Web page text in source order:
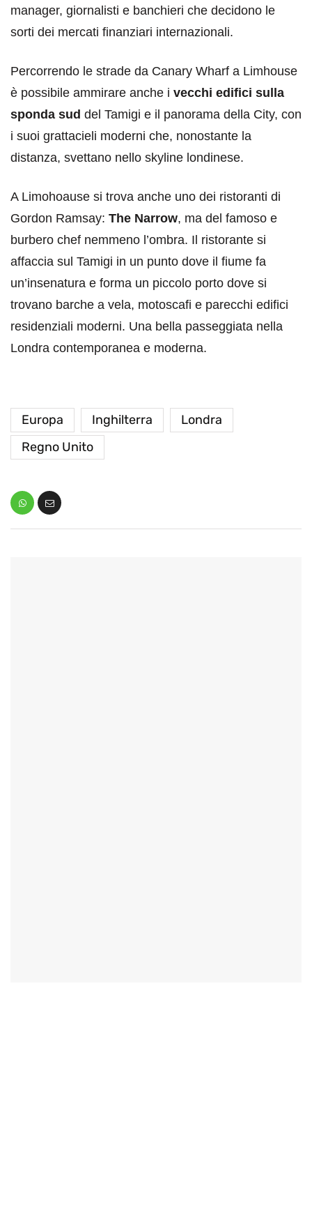
manager, giornalisti e banchieri che decidono le
sorti dei mercati finanziari internazionali.
Percorrendo le strade da Canary Wharf a Limhouse
è possibile ammirare anche i vecchi edifici sulla
sponda sud del Tamigi e il panorama della City, con
i suoi grattacieli moderni che, nonostante la
distanza, svettano nello skyline londinese.
A Limohoause si trova anche uno dei ristoranti di
Gordon Ramsay: The Narrow, ma del famoso e
burbero chef nemmeno l’ombra. Il ristorante si
affaccia sul Tamigi in un punto dove il fiume fa
un’insenatura e forma un piccolo porto dove si
trovano barche a vela, motoscafi e parecchi edifici
residenziali moderni. Una bella passeggiata nella
Londra contemporanea e moderna.
Europa Inghilterra
Londra
Regno Unito